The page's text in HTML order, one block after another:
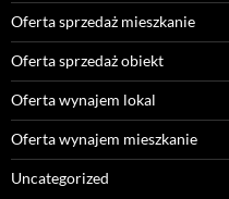
Oferta sprzedaż mieszkanie
Oferta sprzedaż obiekt
Oferta wynajem lokal
Oferta wynajem mieszkanie
Uncategorized